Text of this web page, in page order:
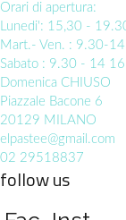
Orari di apertura:
Lunedi': 15,30 -
Mart.- Ven. : 9.30-
Sabato : 9.30 - 14
Domenica CHIUSO
Piazzale Bacone 6
20129 MILANO
elpastee@gmail.com
02 29518837
follow us